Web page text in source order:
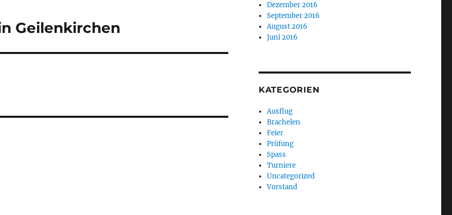
Geilenkirchen
Dezember 2016
September 2016
August 2016
Juni 2016
KATEGORIEN
Ausflug
Brachelen
Feier
Prüfung
Spass
Turniere
Uncategorized
Vorstand